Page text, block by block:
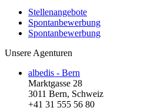
Stellenangebote
Spontanbewerbung
Spontanbewerbung
Unsere Agenturen
albedis - Bern
Marktgasse 28
3011 Bern, Schweiz
+41 31 555 56 80